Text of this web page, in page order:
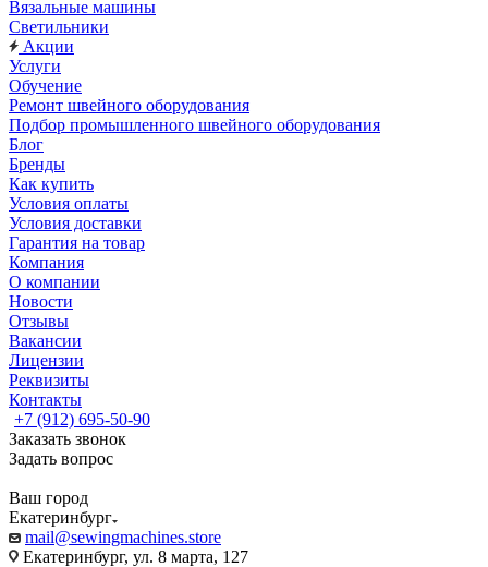
Вязальные машины
Светильники
Акции
Услуги
Обучение
Ремонт швейного оборудования
Подбор промышленного швейного оборудования
Блог
Бренды
Как купить
Условия оплаты
Условия доставки
Гарантия на товар
Компания
О компании
Новости
Отзывы
Вакансии
Лицензии
Реквизиты
Контакты
+7 (912) 695-50-90
Заказать звонок
Задать вопрос
Ваш город
Екатеринбург
mail@sewingmachines.store
Екатеринбург, ул. 8 марта, 127